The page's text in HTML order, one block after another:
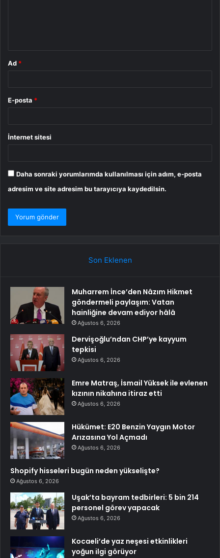
Ad *
E-posta *
İnternet sitesi
Daha sonraki yorumlarımda kullanılması için adım, e-posta
adresim ve site adresim bu tarayıcıya kaydedilsin.
Son Eklenen
Muharrem İnce’den Nâzım Hikmet
göndermeli paylaşım: Vatan
hainliğine devam ediyor hâlâ
Ağustos 6, 2026
Dervişoğlu’ndan CHP’ye kayyum
tepkisi
Ağustos 6, 2026
Emre Matraş, İsmail Yüksek ile evlenen
kızının nikahına itiraz etti
Ağustos 6, 2026
Hükümet: E20 Benzin Yaygın Motor
Arızasına Yol Açmadı
Ağustos 6, 2026
Shopify hisseleri bugün neden yükselişte?
Ağustos 6, 2026
Uşak’ta bayram tedbirleri: 5 bin 214
personel görev yapacak
Ağustos 6, 2026
Kocaeli’de yaz neşesi etkinlikleri
yoğun ilgi görüyor